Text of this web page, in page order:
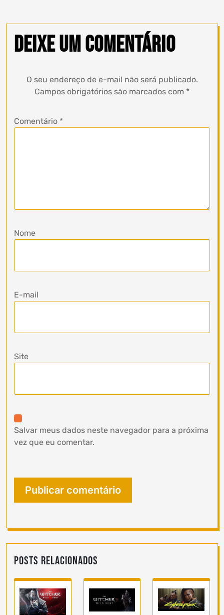
Deixe um comentário
O seu endereço de e-mail não será publicado.
Campos obrigatórios são marcados com *
Comentário *
Nome
E-mail
Site
Salvar meus dados neste navegador para a próxima
vez que eu comentar.
Posts Relacionados